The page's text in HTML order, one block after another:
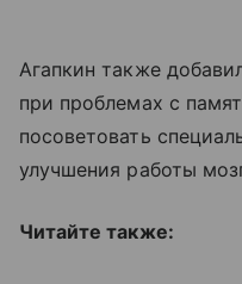
Агапкин также
при проблемах с
посоветовать
улучшения работы
Читайте также: